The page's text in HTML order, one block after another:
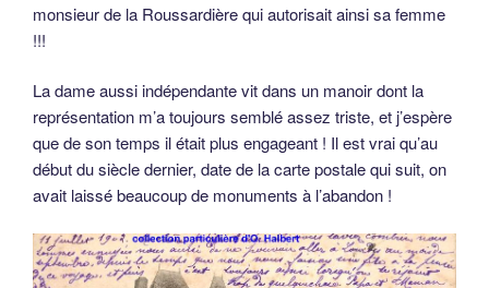
monsieur de la Roussardière qui autorisait ainsi sa femme
!!!
La dame aussi indépendante vit dans un manoir dont la
représentation m’a toujours semblé assez triste, et j’espère
que de son temps il était plus engageant ! Il est vrai qu’au
début du siècle dernier, date de la carte postale qui suit, on
avait laissé beaucoup de monuments à l’abandon !